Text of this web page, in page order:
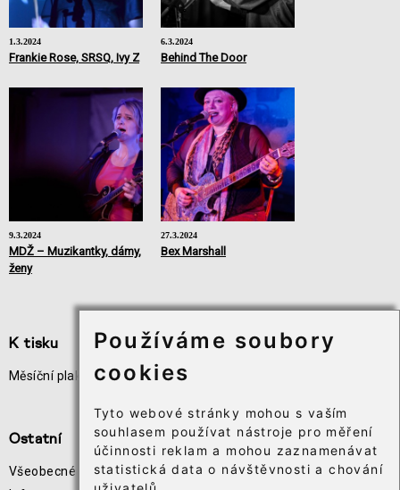
Používáme soubory
cookies
Tyto webové stránky mohou s vaším
souhlasem používat nástroje pro měření
účinnosti reklam a mohou zaznamenávat
statistická data o návštěvnosti a chování
1.3.2024
Frankie Rose, SRSQ, Ivy Z
6.3.2024
Behind The Door
9.3.2024
MDŽ – Muzikantky, dámy,
ženy
27.3.2024
Bex Marshall
K tisku
Měsíční plakát akcí
Užitečné odkazy
Ostatní
Všeobecné obchodní podmínky